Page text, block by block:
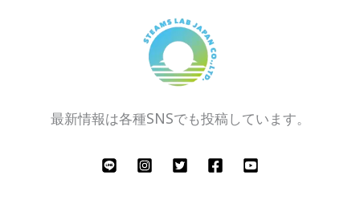
最新情報は各種SNSでも投稿しています。